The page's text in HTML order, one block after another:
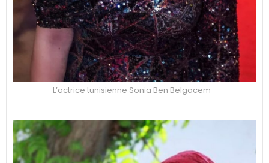
L’actrice tunisienne Sonia Ben Belgacem